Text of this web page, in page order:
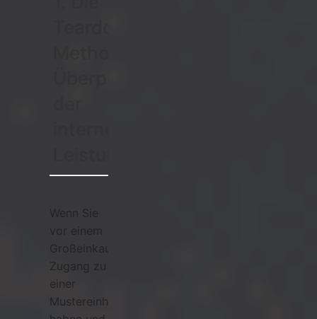
Wenn Sie
vor einem
Großeinkauf
Zugang zu
einer
Mustereinheit